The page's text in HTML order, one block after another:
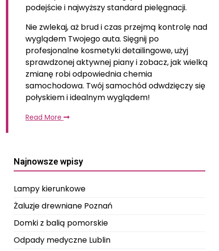
podejście i najwyższy standard pielęgnacji.
Nie zwlekaj, aż brud i czas przejmą kontrolę nad
wyglądem Twojego auta. Sięgnij po
profesjonalne kosmetyki detailingowe, użyj
sprawdzonej aktywnej piany i zobacz, jak wielką
zmianę robi odpowiednia chemia
samochodowa. Twój samochód odwdzięczy się
połyskiem i idealnym wyglądem!
Read More
Najnowsze wpisy
Lampy kierunkowe
Żaluzje drewniane Poznań
Domki z balią pomorskie
Odpady medyczne Lublin